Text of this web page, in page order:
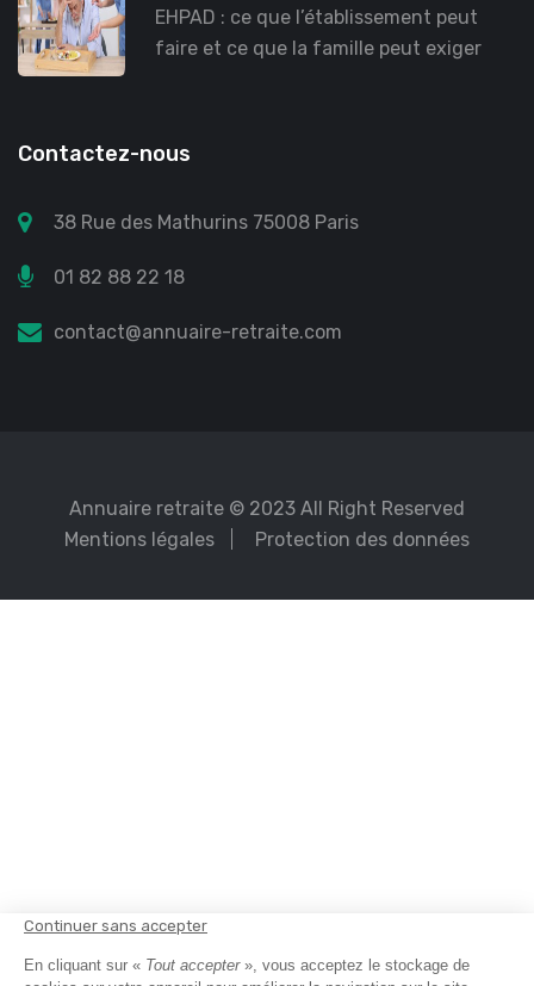
EHPAD : ce que l’établissement peut
faire et ce que la famille peut exiger
Contactez-nous
38 Rue des Mathurins 75008 Paris
01 82 88 22 18
contact@annuaire-retraite.com
Annuaire retraite © 2023 All Right Reserved
Mentions légales
Protection des données